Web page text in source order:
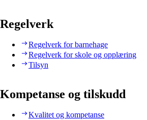
Regelverk
Regelverk for barnehage
Regelverk for skole og opplæring
Tilsyn
Kompetanse og tilskudd
Kvalitet og kompetanse